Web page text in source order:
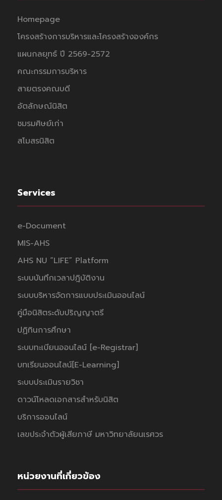
Homepage
โครงสร้างการบริหารและโครงสร้างองค์กร
แผนกลยุทธ์ ปี 2569-2572
คณะกรรมการบริหาร
สายตรงคณบดี
อัตลักษณ์นิสิต
ชมรมศิษย์เก่า
สโมสรนิสิต
Services
e-Document
MIS-AHS
AHS NU “LIFE” Platform
ระบบบันทึกเวลาปฎิบัติงาน
ระบบบริหารจัดการแบบประเมินออนไลน์
คู่มือนิสิตระดับปริญญาตรี
ปฏิทินการศึกษา
ระบบทะเบียนออนไลน์ [e-Registrar]
บทเรียนออนไลน์[E-Learning]
ระบบประเมินรายวิชา
ดาวน์โหลดเอกสารสำหรับนิสิต
บริการออนไลน์
เลขประจำตัวผู้เสียภาษี มหาวิทยาลัยนเรศวร
หน่วยงานที่เกี่ยวข้อง